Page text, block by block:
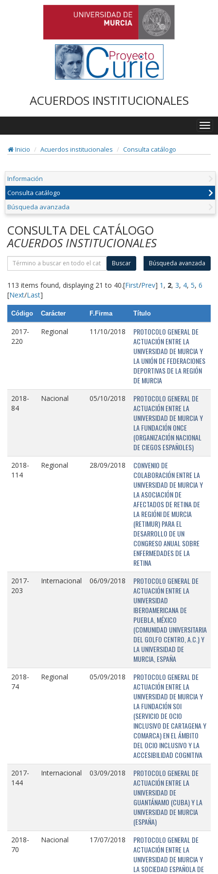
ACUERDOS INSTITUCIONALES
Inicio
Acuerdos institucionales Consulta catálogo
Información
Consulta catálogo
Búsqueda avanzada
CONSULTA DEL CATÁLOGO
ACUERDOS INSTITUCIONALES
Buscar Búsqueda avanzada
113 items found, displaying 21 to 40.[First/Prev] 1 , 2, 3, 4, 5, 6
[Next/Last]
Código Carácter F.Firma Título
2017-
220
Regional 11/10/2018
PROTOCOLO GENERAL DE
ACTUACIÓN ENTRE LA
UNIVERSIDAD DE MURCIA Y
LA UNIÓN DE FEDERACIONES
DEPORTIVAS DE LA REGIÓN
DE MURCIA
2018-
84
Nacional 05/10/2018
PROTOCOLO GENERAL DE
ACTUACIÓN ENTRE LA
UNIVERSIDAD DE MURCIA Y
LA FUNDACIÓN ONCE
(ORGANIZACIÓN NACIONAL
DE CIEGOS ESPAÑOLES)
2018-
114
Regional 28/09/2018
CONVENIO DE
COLABORACIÓN ENTRE LA
UNIVERSIDAD DE MURCIA Y
LA ASOCIACIÓN DE
AFECTADOS DE RETINA DE
LA REGIÓNI DE MURCIA
(RETIMUR) PARA EL
DESARROLLO DE UN
CONGRESO ANUAL SOBRE
ENFERMEDADES DE LA
RETINA
2017-
203
Internacional 06/09/2018
PROTOCOLO GENERAL DE
ACTUACIÓN ENTRE LA
UNIVERSIDAD
IBEROAMERICANA DE
PUEBLA, MÉXICO
(COMUNIDAD UNIVERSITARIA
DEL GOLFO CENTRO, A.C.) Y
LA UNIVERSIDAD DE
MURCIA, ESPAÑA
2018-
74
Regional 05/09/2018
PROTOCOLO GENERAL DE
ACTUACIÓN ENTRE LA
UNIVERSIDAD DE MURCIA Y
LA FUNDACIÓN SOI
(SERVICIO DE OCIO
INCLUSIVO DE CARTAGENA Y
COMARCA) EN EL ÁMBITO
DEL OCIO INCLUSIVO Y LA
ACCESIBILIDAD COGNITIVA
2017-
144
Internacional 03/09/2018
PROTOCOLO GENERAL DE
ACTUACIÓN ENTRE LA
UNIVERSIDAD DE
GUANTÁNAMO (CUBA) Y LA
UNIVERSIDAD DE MURCIA
(ESPAÑA)
2018-
70
Nacional 17/07/2018
PROTOCOLO GENERAL DE
ACTUACIÓN ENTRE LA
UNIVERSIDAD DE MURCIA Y
LA SOCIEDAD ESPAÑOLA DE